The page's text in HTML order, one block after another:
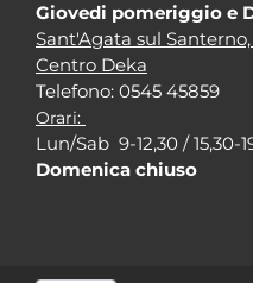
Giovedi pomeriggio e
Sant'Agata sul
Centro Deka
Telefono: 0545 45859
Orari:
Lun/Sab 9-12,30 / 15,30-
Domenica chiuso